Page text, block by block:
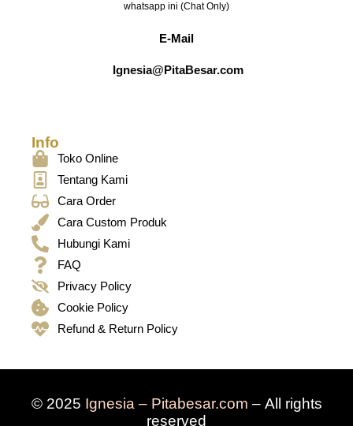
whatsapp ini (Chat Only)
E-Mail
Ignesia@PitaBesar.com
Info
Toko Online
Tentang Kami
Cara Order
Cara Custom Produk
Hubungi Kami
FAQ
Privacy Policy
Cookie Policy
Refund & Return Policy
© 2025 Ignesia – Pitabesar.com – All rights
reserved